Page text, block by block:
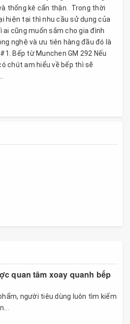
thống kê cẩn thận. Trong thời
hiện tại thì nhu cầu sử dụng của
cũng muốn sắm cho gia đình
nghệ và ưu tiên hàng đầu đó là
Bếp từ Munchen GM 292 Nếu
chút am hiểu về bếp thì sẽ
quan tâm xoay quanh bếp
người tiêu dùng luôn tìm kiếm